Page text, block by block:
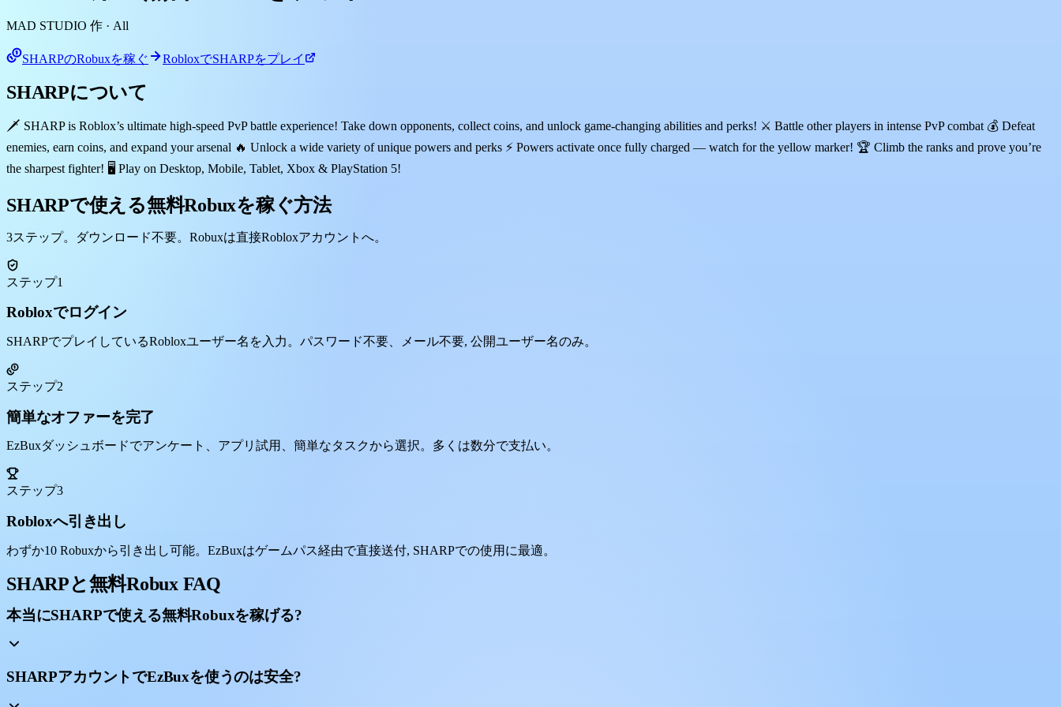
MAD STUDIO 作 · All
SHARPのRobuxを稼ぐ RobloxでSHARPをプレイ
SHARPについて
🗡️ SHARP is Roblox’s ultimate high-speed PvP battle experience! Take down opponents, collect coins, and unlock game-changing abilities and perks! ⚔️ Battle other players in intense PvP combat 💰 Defeat
enemies, earn coins, and expand your arsenal 🔥 Unlock a wide variety of unique powers and perks ⚡ Powers activate once fully charged — watch for the yellow marker! 🏆 Climb the ranks and prove you’re
the sharpest fighter! 🖥️ Play on Desktop, Mobile, Tablet, Xbox & PlayStation 5!
SHARPで使える無料Robuxを稼ぐ方法
3ステップ。ダウンロード不要。Robuxは直接Robloxアカウントへ。
ステップ1
Robloxでログイン
SHARPでプレイしているRobloxユーザー名を入力。パスワード不要、メール不要, 公開ユーザー名のみ。
ステップ2
簡単なオファーを完了
EzBuxダッシュボードでアンケート、アプリ試用、簡単なタスクから選択。多くは数分で支払い。
ステップ3
Robloxへ引き出し
わずか10 Robuxから引き出し可能。EzBuxはゲームパス経由で直接送付, SHARPでの使用に最適。
SHARPと無料Robux FAQ
本当にSHARPで使える無料Robuxを稼げる?
SHARPアカウントでEzBuxを使うのは安全?